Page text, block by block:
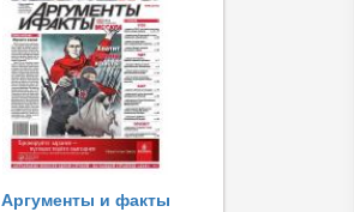
Аргументы и факты